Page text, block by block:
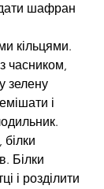
шафран
кільцями.
часником,
зелену
і
Білки
і розділити